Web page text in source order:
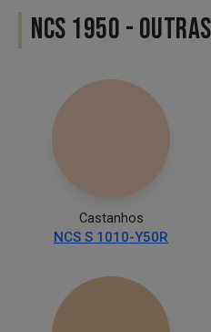
NCS 1950 -
Castanhos
NCS S 1010-Y50R